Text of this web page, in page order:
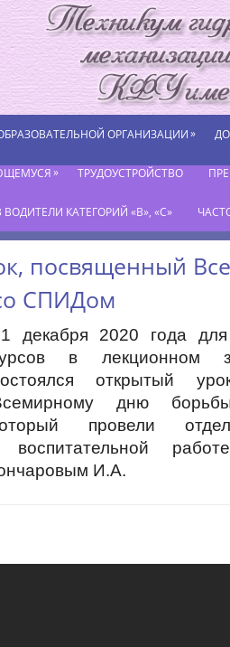
ОРГАНИЗАЦИИ»
» ТРУДОУСТРОЙСТВО
КАТЕГОРИЙ «В», «С»
посвященный
СПИДом
декабря 2020 года
в лекционном
открытый
дню
провели
воспитательной
И.А.